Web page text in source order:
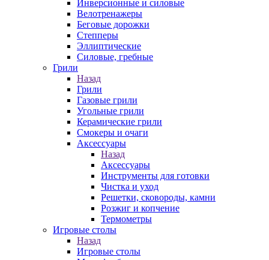
Инверсионные и силовые
Велотренажеры
Беговые дорожки
Степперы
Эллиптические
Силовые, гребные
Грили
Назад
Грили
Газовые грили
Угольные грили
Керамические грили
Смокеры и очаги
Аксессуары
Назад
Аксессуары
Инструменты для готовки
Чистка и уход
Решетки, сковороды, камни
Розжиг и копчение
Термометры
Игровые столы
Назад
Игровые столы